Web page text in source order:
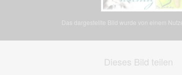
Das dargestellte Bild wurde von einem
Dieses Bild teilen